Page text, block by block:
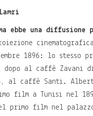
ebbe una diffusione
1896: lo stesso
al caffè Zavani
al caffè Santi. Albert
film a Tunisi nel
primo film nel